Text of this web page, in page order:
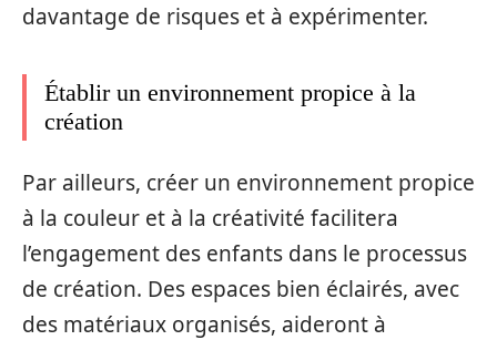
davantage de risques et à expérimenter.
Établir un environnement propice à la
création
Par ailleurs, créer un environnement propice
à la couleur et à la créativité facilitera
l’engagement des enfants dans le processus
de création. Des espaces bien éclairés, avec
des matériaux organisés, aideront à